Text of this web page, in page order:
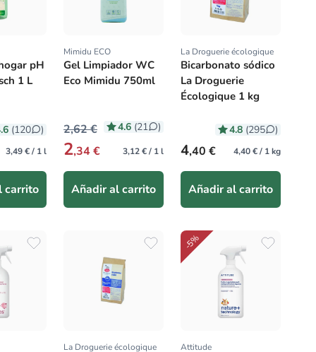
pH
1 L
(120 )
3,49 € / 1 l
carrito
Proveedor:
Mimidu ECO
Gel Limpiador WC
Eco Mimidu 750ml
4.6 (21 )
2,62 €
2,34 € 3,12 € / 1 l
Añadir al carrito
Proveedor:
La Droguerie écologique
Bicarbonato sódico
La Droguerie
Écologique 1 kg
4.8 (295 )
Precio habitual
4,40 € 4,40 € / 1 kg
Añadir al carrito
La Droguerie écologique
-5%
Attitude